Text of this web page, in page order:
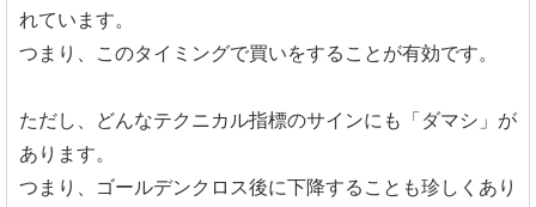
れています。
つまり、このタイミングで買いをすることが有効です。
ただし、どんなテクニカル指標のサインにも「ダマシ」が
あります。
つまり、ゴールデンクロス後に下降することも珍しくあり